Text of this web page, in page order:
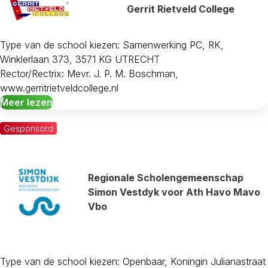
Gerrit Rietveld College
Type van de school kiezen: Samenwerking PC, RK,
Winklerlaan 373, 3571 KG UTRECHT
Rector/Rectrix: Mevr. J. P. M. Boschman,
www.gerritrietveldcollege.nl
Meer lezen
Gesponsord
Regionale Scholengemeenschap
Simon Vestdyk voor Ath Havo Mavo
Vbo
Type van de school kiezen: Openbaar, Koningin Julianastraat